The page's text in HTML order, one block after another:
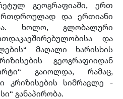
გეოგრაფიაში, ერთ
და ერთიანი
ხოლო, გლობალური
და
მაღალი ხარისხის
გეოგრაფიიდან
გაიოლდა, რამაც,
კრიზისების სიმრავლე -
განაპირობა.